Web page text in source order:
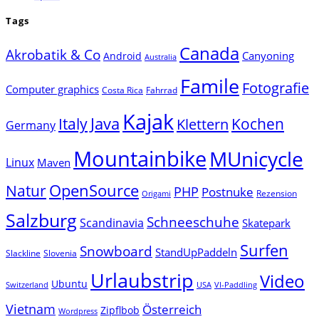
Tags
Akrobatik & Co Android Australia Canada Canyoning
Computer graphics Costa Rica Fahrrad Famile Fotografie
Germany Italy Java Kajak Klettern Kochen
Linux Maven MountainbikeMUnicycle
NaturOpenSource Origami PHP Postnuke Rezension
SalzburgScandinavia Schneeschuhe Skatepark
Slackline Slovenia Snowboard StandUpPaddeln Surfen
Switzerland Ubuntu Urlaubstrip USA VI-Paddling Video
Vietnam Wordpress Zipflbob Österreich